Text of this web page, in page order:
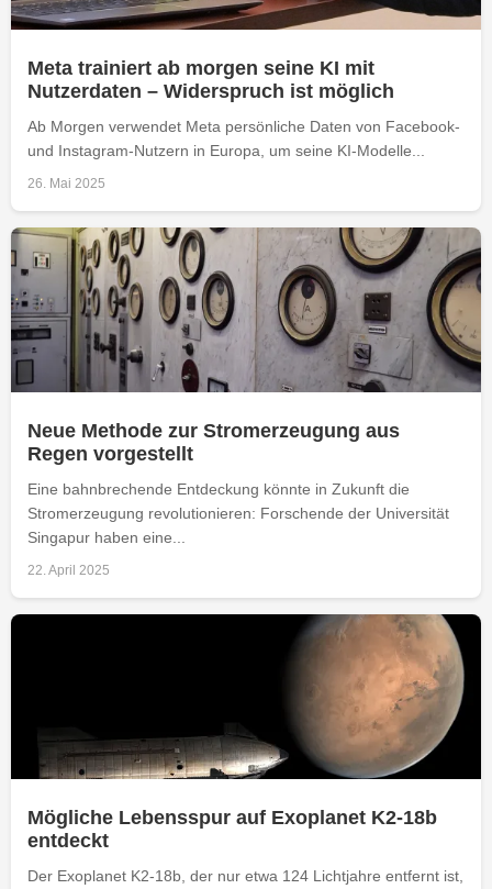
Meta trainiert ab morgen seine KI mit
Nutzerdaten – Widerspruch ist möglich
Ab Morgen verwendet Meta persönliche Daten von Facebook-
und Instagram-Nutzern in Europa, um seine KI-Modelle...
26. Mai 2025
Neue Methode zur Stromerzeugung aus
Regen vorgestellt
Eine bahnbrechende Entdeckung könnte in Zukunft die
Stromerzeugung revolutionieren: Forschende der Universität
Singapur haben eine...
22. April 2025
Mögliche Lebensspur auf Exoplanet K2-18b
entdeckt
Der Exoplanet K2-18b, der nur etwa 124 Lichtjahre entfernt ist,